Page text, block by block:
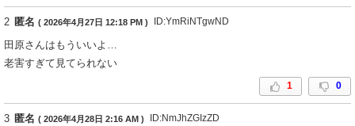
2 匿名 ( 2026年4月27日 12:18 PM ) ID:YmRiNTgwND
田原さんはもういいよ…
老害すぎて見てられない
1 0
3 匿名 ( 2026年4月28日 2:16 AM ) ID:NmJhZGIzZD